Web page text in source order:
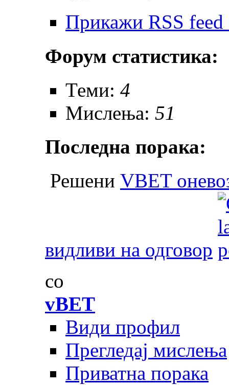
Прикажи RSS feed
Форум статистика:
Теми: 4
Мислења: 51
Последна порака:
Решени VBET
видливи на одговор
со
vBET
Види профил
Прегледај мислења
Приватна порака